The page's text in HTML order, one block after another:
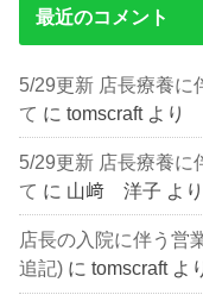
最近のコメント
5/29更新 店長療養に
て にtomscraftより
5/29更新 店長療養に
て に 山﨑 洋子 より
店長の入院に伴う営
追記) にtomscraftよ